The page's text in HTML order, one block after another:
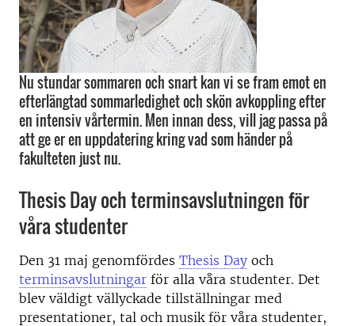
Nu stundar sommaren och snart kan vi se fram emot en
efterlängtad sommarledighet och skön avkoppling efter
en intensiv vårtermin. Men innan dess, vill jag passa på
att ge er en uppdatering kring vad som händer på
fakulteten just nu.
Thesis Day och terminsavslutningen för
våra studenter
Den 31 maj genomfördes Thesis Day och
terminsavslutningar för alla våra studenter. Det
blev väldigt vällyckade tillställningar med
presentationer, tal och musik för våra studenter,